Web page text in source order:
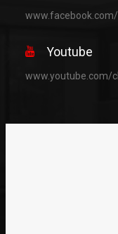
www.facebook.com/
Youtube
www.youtube.com/